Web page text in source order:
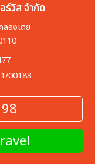
ร์วิส จำกัด
องเตย
00183